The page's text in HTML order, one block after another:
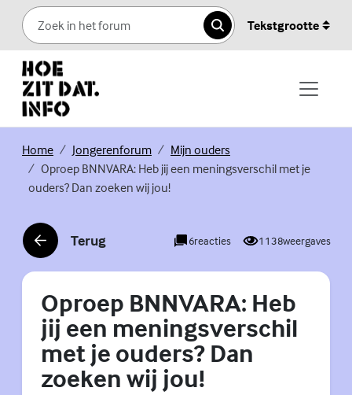
Skip to content
Zoeken
Tekstgrootte
Home(Externe link)
Jongerenforum(Externe link)
Mijn ouders
Oproep BNNVARA: Heb jij een meningsverschil met je
ouders? Dan zoeken wij jou!
Terug
(Externe link) 6reacties 1138weergaves
Oproep BNNVARA: Heb
jij een meningsverschil
met je ouders? Dan
zoeken wij jou!